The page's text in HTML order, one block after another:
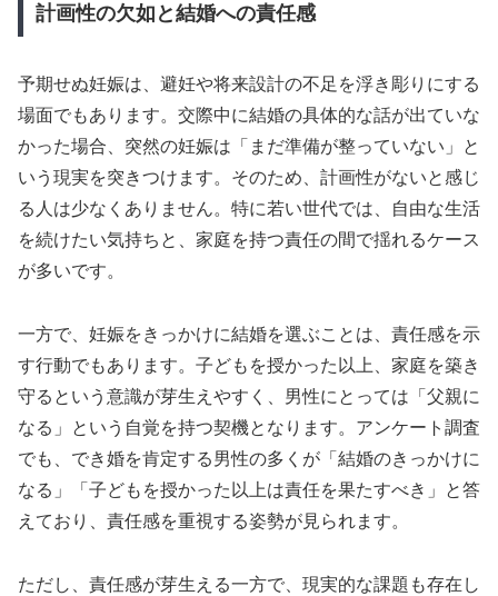
計画性の欠如と結婚への責任感
予期せぬ妊娠は、避妊や将来設計の不足を浮き彫りにする
場面でもあります。交際中に結婚の具体的な話が出ていな
かった場合、突然の妊娠は「まだ準備が整っていない」と
いう現実を突きつけます。そのため、計画性がないと感じ
る人は少なくありません。特に若い世代では、自由な生活
を続けたい気持ちと、家庭を持つ責任の間で揺れるケース
が多いです。
一方で、妊娠をきっかけに結婚を選ぶことは、責任感を示
す行動でもあります。子どもを授かった以上、家庭を築き
守るという意識が芽生えやすく、男性にとっては「父親に
なる」という自覚を持つ契機となります。アンケート調査
でも、でき婚を肯定する男性の多くが「結婚のきっかけに
なる」「子どもを授かった以上は責任を果たすべき」と答
えており、責任感を重視する姿勢が見られます。
ただし、責任感が芽生える一方で、現実的な課題も存在し